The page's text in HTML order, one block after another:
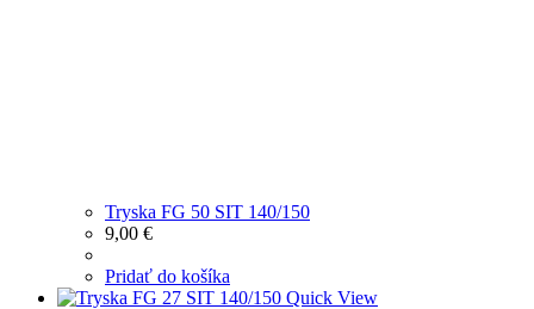
Tryska FG 50 SIT 140/150
9,00 €
Pridať do košíka
Quick View